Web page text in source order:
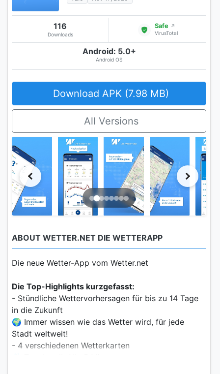
116
Downloads
Safe ↗
VirusTotal
Android: 5.0+
Android OS
Download APK (7.98 MB)
All Versions
ABOUT WETTER.NET DIE WETTERAPP
Die neue Wetter-App vom Wetter.net
Die Top-Highlights kurzgefasst:
- Stündliche Wettervorhersagen für bis zu 14 Tage
in die Zukunft
🌍 Immer wissen wie das Wetter wird, für jede
Stadt weltweit!
- 4 verschiedenen Wetterkarten